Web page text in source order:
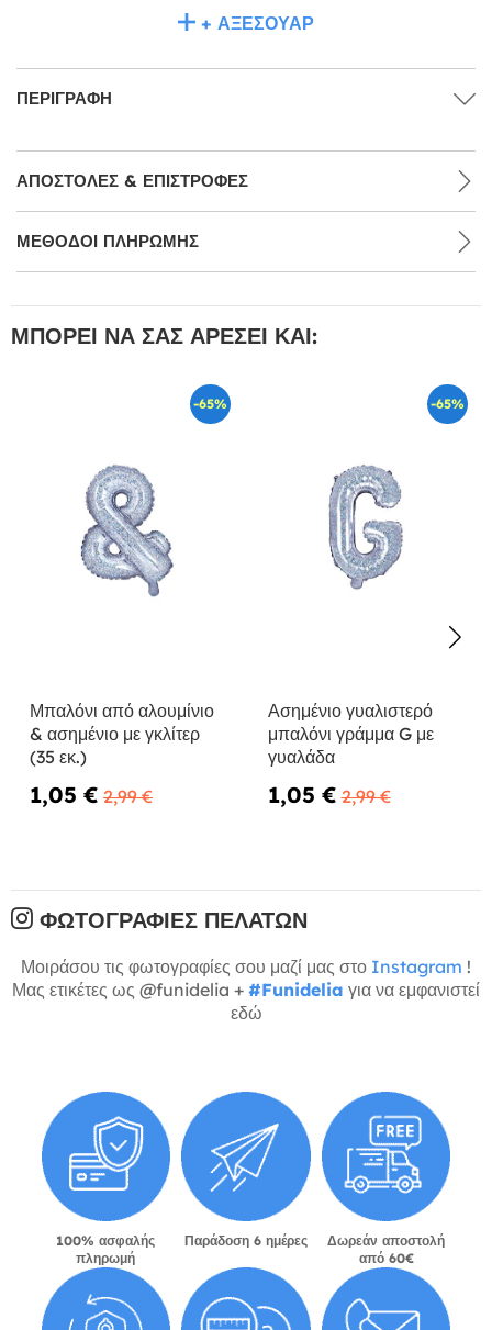
+ ΑΞΕΣΟΥΆΡ
ΠΕΡΙΓΡΑΦΉ
ΑΠΟΣΤΟΛΈΣ & ΕΠΙΣΤΡΟΦΈΣ
ΜΕΘΌΔΟΙ ΠΛΗΡΩΜΉΣ
ΜΠΟΡΕΊ ΝΑ ΣΑΣ ΑΡΈΣΕΙ ΚΑΙ:
-65%
Μπαλόνι από αλουμίνιο
& ασημένιο με γκλίτερ
(35 εκ.)
1,05 € 2,99 €
-65%
Ασημένιο γυαλιστερό
μπαλόνι γράμμα G με
γυαλάδα
1,05 € 2,99 €
ΦΩΤΟΓΡΑΦΊΕΣ ΠΕΛΑΤΏΝ
Μοιράσου τις φωτογραφίες σου μαζί μας στο Instagram !
Μας ετικέτες ως @funidelia + #Funidelia για να εμφανιστεί
εδώ
100% ασφαλής
πληρωμή
Παράδοση 6 ημέρες
Δωρεάν αποστολή
από 60€